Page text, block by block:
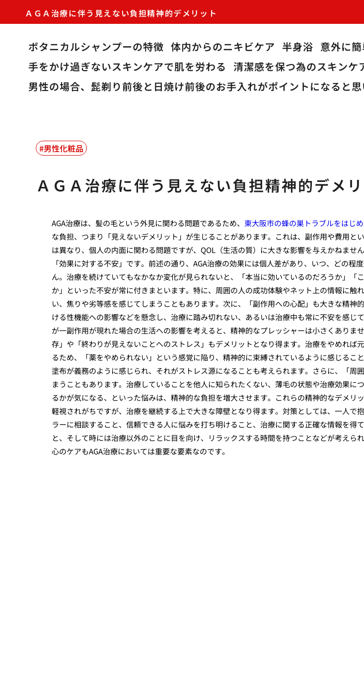
ＡＧＡ治療に伴う見えない負担精神的デメリット
ボタニカルシャンプーの特徴 体内からのニキビケア 半身浴 意外に
手をかけ過ぎないスキンケアで肌を労わる
清潔感を保つ為のスキンケ
男性の場合、髭剃り前後と日焼け前後のお手入れがポイントになると思
男性化粧品
ＡＧＡ治療に伴う見えない負担精神的デメ
AGA治療は、髪の毛という外見に関わる問題であるため、 東大阪市の蜂の巣トラブルをはじめ
な負担、つまり「見えないデメリット」が生じることがあります。これは、副作用や費用と
は異なり、個人の内面に関わる問題ですが、QOL（生活の質）に大きな影響を与えかねませ
「効果に対する不安」です。前述の通り、AGA治療の効果には個人差があり、いつ、どの程
ん。治療を続けていてもなかなか変化が見られないと、「本当に効いているのだろうか」「
か」といった不安が常に付きまといます。特に、周囲の人の成功体験やネット上の情報に触
い、焦りや劣等感を感じてしまうこともあります。次に、「副作用への心配」も大きな精神
ける性機能への影響などを懸念し、治療に踏み切れない、あるいは治療中も常に不安を感じ
が一副作用が現れた場合の生活への影響を考えると、精神的なプレッシャーは小さくありま
存」や「終わりが見えないことへのストレス」もデメリットとなり得ます。治療をやめれば
るため、「薬をやめられない」という感覚に陥り、精神的に束縛されているように感じるこ
塗布が義務のように感じられ、それがストレス源になることも考えられます。さらに、「周
まうこともあります。治療していることを他人に知られたくない、薄毛の状態や治療効果に
るかが気になる、といった悩みは、精神的な負担を増大させます。これらの精神的なデメリ
軽視されがちですが、治療を継続する上で大きな障壁となり得ます。対策としては、一人で
ラーに相談すること、信頼できる人に悩みを打ち明けること、治療に関する正確な情報を得
と、そして時には治療以外のことに目を向け、リラックスする時間を持つことなどが考えら
心のケアもAGA治療においては重要な要素なのです。